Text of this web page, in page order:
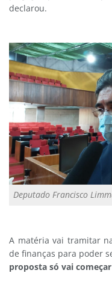
declarou.
Deputado Francisco
A matéria vai tramitar
de finanças para poder
proposta só vai